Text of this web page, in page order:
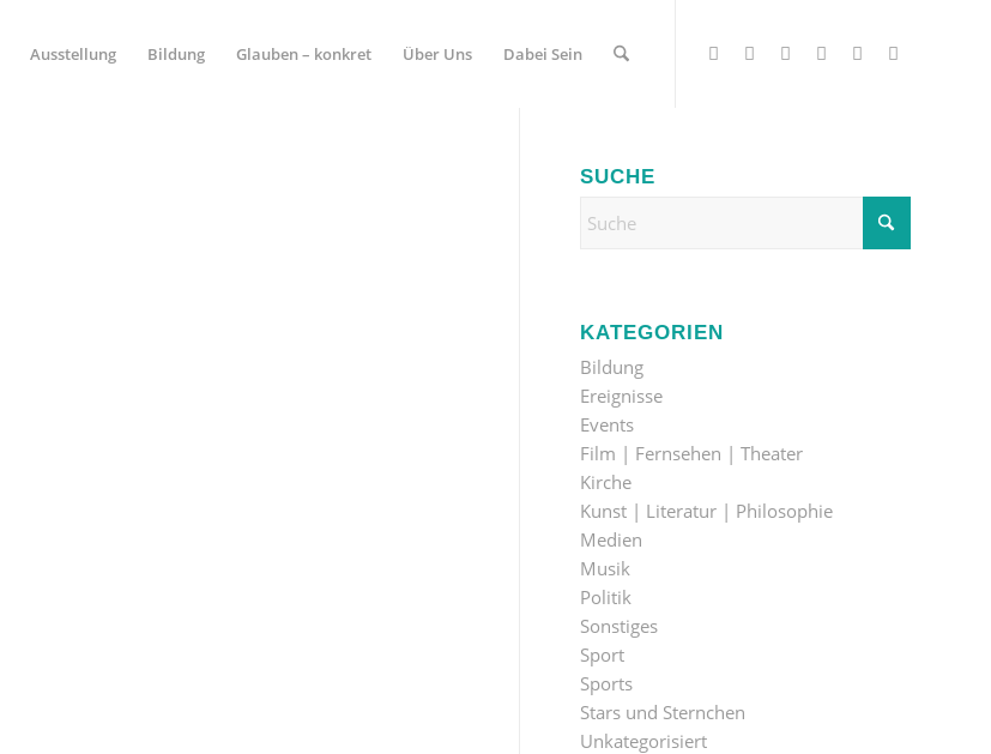
Ausstellung Bildung Glauben – konkret Über Uns Dabei Sein
SUCHE
KATEGORIEN
Bildung
Ereignisse
Events
Film | Fernsehen | Theater
Kirche
Kunst | Literatur | Philosophie
Medien
Musik
Politik
Sonstiges
Sport
Sports
Stars und Sternchen
Unkategorisiert